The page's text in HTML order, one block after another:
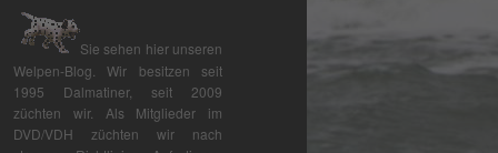
Sie sehen hier unseren
Welpen-Blog. Wir besitzen seit
1995 Dalmatiner, seit 2009
züchten wir. Als Mitglieder im
DVD/VDH züchten wir nach